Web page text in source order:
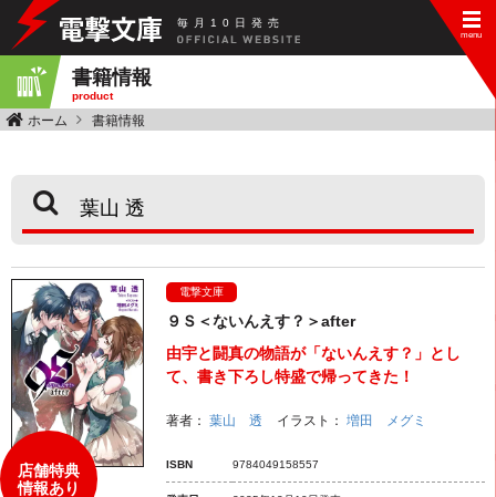
毎 月 10 日 発 売
書籍情報
product
ホーム 書籍情報
店舗特典
情報あり
電撃文庫
９Ｓ＜ないんえす？＞after
由宇と闘真の物語が「ないんえす？」とし
て、書き下ろし特盛で帰ってきた！
著者： 葉山 透 イラスト： 増田 メグミ
ISBN 9784049158557